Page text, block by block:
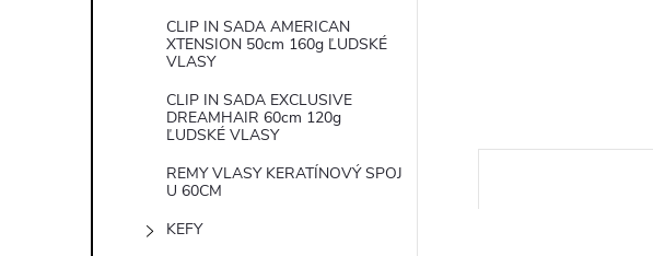
CLIP IN SADA AMERICAN
XTENSION 50cm 160g ĽUDSKÉ
VLASY
CLIP IN SADA EXCLUSIVE
DREAMHAIR 60cm 120g
ĽUDSKÉ VLASY
REMY VLASY KERATÍNOVÝ SPOJ
U 60CM
KEFY